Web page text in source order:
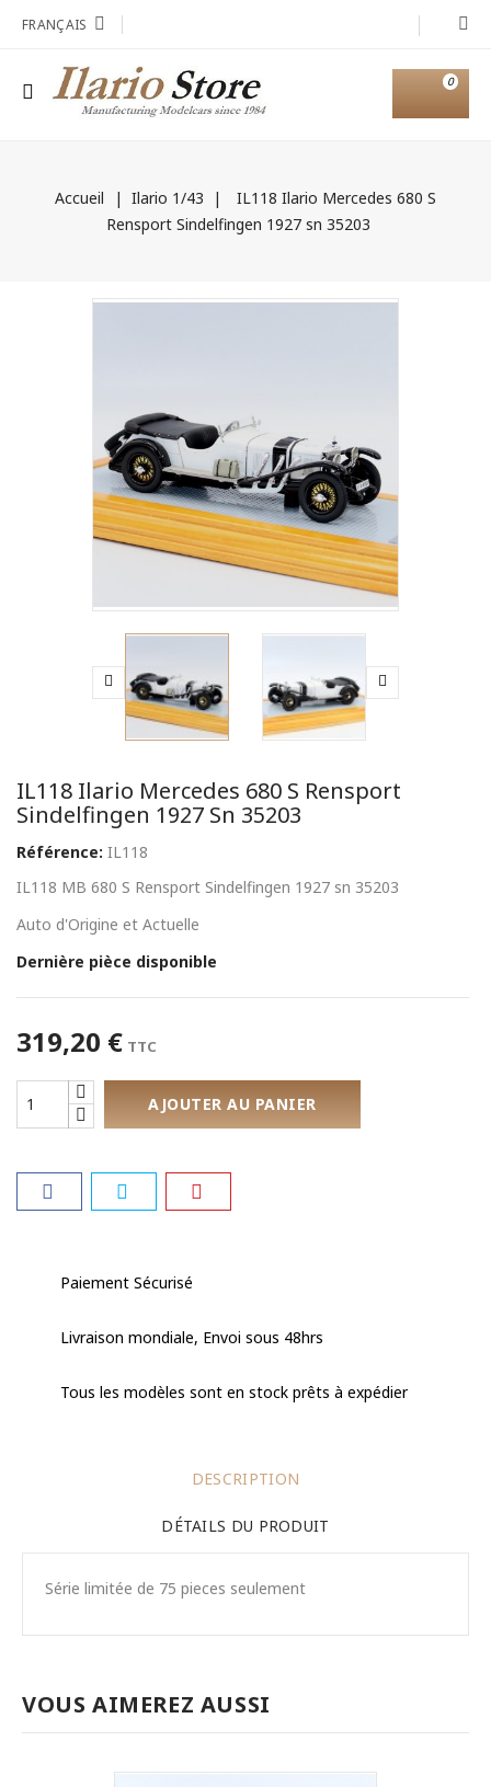
FRANÇAIS
0
Accueil Ilario 1/43
IL118 Ilario Mercedes 680 S
Rensport Sindelfingen 1927 sn 35203
IL118 Ilario Mercedes 680 S Rensport
Sindelfingen 1927 Sn 35203
Référence: IL118
IL118 MB 680 S Rensport Sindelfingen 1927 sn 35203
Auto d'Origine et Actuelle
Dernière pièce disponible
319,20 € TTC
AJOUTER AU PANIER
Paiement Sécurisé
Livraison mondiale, Envoi sous 48hrs
Tous les modèles sont en stock prêts à expédier
DESCRIPTION
DÉTAILS DU PRODUIT
Série limitée de 75 pieces seulement
VOUS AIMEREZ AUSSI